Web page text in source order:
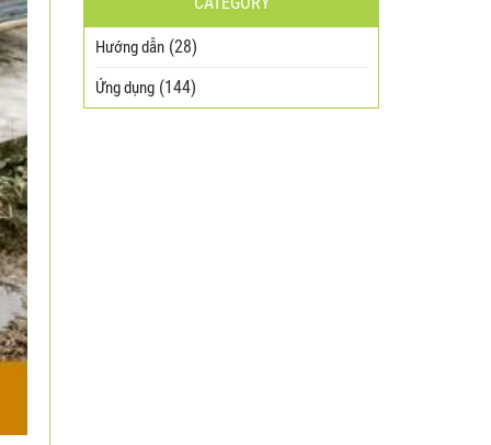
Hướng dẫn (28)
Ứng dụng (144)